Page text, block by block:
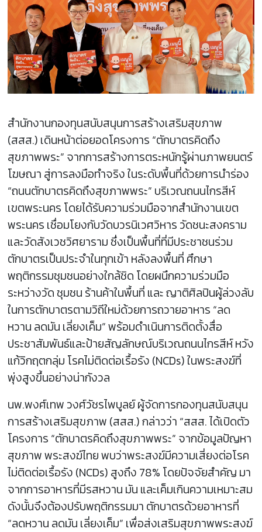
สำนักงานกองทุนสนับสนุนการสร้างเสริมสุขภาพ
(สสส.) เดินหน้าต่อยอดโครงการ “ตักบาตรคิดถึง
สุขภาพพระ” จากการสร้างการตระหนักรู้ผ่านภาพยนตร์
โฆษณา สู่การลงมือทำจริง ในระดับพื้นที่ด้วยการนำร่อง
“ถนนตักบาตรคิดถึงสุขภาพพระ” บริเวณถนนไกรสีห์
เขตพระนคร โดยได้รับความร่วมมือจากสำนักงานเขต
พระนคร เชื่อมโยงกับวัดบวรนิเวศวิหาร วัดชนะสงคราม
และวัดสังเวชวิศยาราม ซึ่งเป็นพื้นที่ที่มีประชาชนร่วม
ตักบาตรเป็นประจำในทุกเข้า หลังลงพื้นที่ ศึกษา
พฤติกรรมชุมชนอย่างใกล้ชิด โดยผนึกความร่วมมือ
ระหว่างวัด ชุมชน ร้านค้าในพื้นที่ และ ญาติศิลปินผู้ล่วงลับ
ในการตักบาตรตามวิถีใหม่ด้วยการถวายอาหาร “ลด
หวาน ลดมัน เลี่ยงเค็ม” พร้อมดำเนินการติดตั้งสื่อ
ประชาสัมพันธ์และป้ายสัญลักษณ์บริเวณถนนไกรสีห์ หวัง
แก้วิกฤตกลุ่ม โรคไม่ติดต่อเรื้อรัง (NCDs) ในพระสงฆ์ที่
พุ่งสูงขึ้นอย่างน่ากังวล
นพ.พงศ์เทพ วงศ์วัชรไพบูลย์ ผู้จัดการกองทุนสนับสนุน
การสร้างเสริมสุขภาพ (สสส.) กล่าวว่า “สสส. ได้เปิดตัว
โครงการ “ตักบาตรคิดถึงสุขภาพพระ” จากข้อมูลปัญหา
สุขภาพ พระสงฆ์ไทย พบว่าพระสงฆ์มีความเสี่ยงต่อโรค
ไม่ติดต่อเรื้อรัง (NCDs) สูงถึง 78% โดยปัจจัยสำคัญ มา
จากการอาหารที่มีรสหวาน มัน และเค็มเกินความเหมาะสม
ดังนั้นจึงต้องปรับพฤติกรรมมา ตักบาตรด้วยอาหารที่
“ลดหวาน ลดมัน เลี่ยงเค็ม” เพื่อส่งเสริมสุขภาพพระสงฆ์